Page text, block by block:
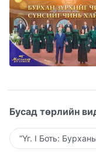
Бусад төрлийн
“Үг. I Боть: